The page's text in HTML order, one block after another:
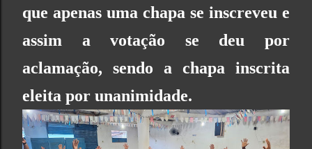
que apenas uma chapa se inscreveu e
assim a votação se deu por
aclamação, sendo a chapa inscrita
eleita por unanimidade.